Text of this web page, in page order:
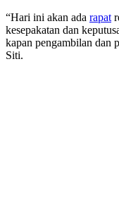
“Hari ini akan ada rapat
kesepakatan dan
kapan pengambilan dan
Siti.